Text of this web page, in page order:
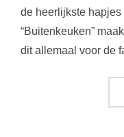
de heerlijkste hapjes
“Buitenkeuken”
dit allemaal voor de